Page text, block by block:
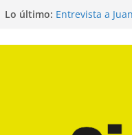
Lo último: Entrevista a